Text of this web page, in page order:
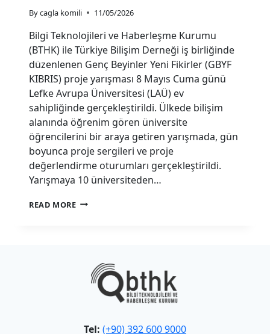
Bycagla komili 11/05/2026
Bilgi Teknolojileri ve Haberleşme Kurumu
(BTHK) ile Türkiye Bilişim Derneği iş birliğinde
düzenlenen Genç Beyinler Yeni Fikirler (GBYF
KIBRIS) proje yarışması 8 Mayıs Cuma günü
Lefke Avrupa Üniversitesi (LAÜ) ev
sahipliğinde gerçekleştirildi. Ülkede bilişim
alanında öğrenim gören üniversite
öğrencilerini bir araya getiren yarışmada, gün
boyunca proje sergileri ve proje
değerlendirme oturumları gerçekleştirildi.
Yarışmaya 10 üniversiteden…
READ MORE“GENÇ
YOĞUN
KATILIMLA
Tel: (+90) 392 600 9000